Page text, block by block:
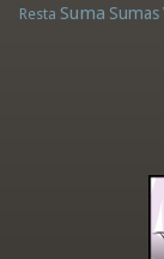
Resta Suma Sumas